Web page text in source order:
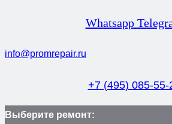
Whatsapp
info@promrepair.ru
+7 (495) 085-55-
Выберите ремонт: